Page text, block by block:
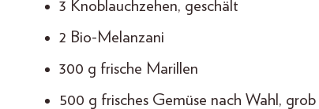
3 Knoblauchzehen, geschält
2 Bio-Melanzani
300 g frische Marillen
500 g frisches Gemüse nach Wahl,